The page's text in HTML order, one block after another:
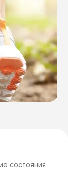
состояния